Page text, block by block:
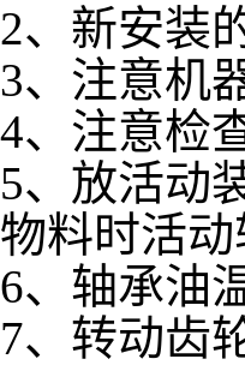
2、新安装
3、注意机
4、注意检
5、放活动
物料时活
6、轴承油
7、转动齿